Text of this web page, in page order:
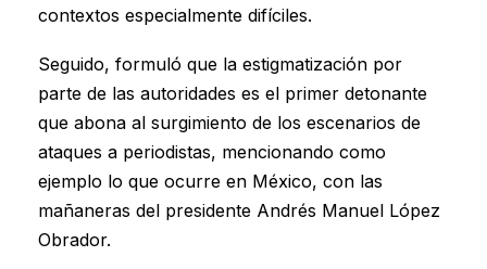
contextos especialmente difíciles.
Seguido, formuló que la estigmatización por
parte de las autoridades es el primer detonante
que abona al surgimiento de los escenarios de
ataques a periodistas, mencionando como
ejemplo lo que ocurre en México, con las
mañaneras del presidente Andrés Manuel López
Obrador.